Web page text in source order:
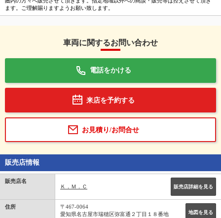
ます。ご理解賜りますようお願い致します。
車両に関するお問い合わせ
電話をかける
来店を予約する
お見積り/お問合せ
販売店情報
販売店名
Ｋ．Ｍ．Ｃ
販売店詳細を見る
住所
地図を見る
〒467-0064
愛知県名古屋市瑞穂区弥富通２丁目１８番地